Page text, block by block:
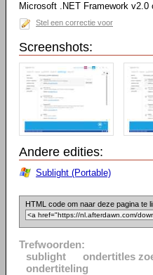
Microsoft .NET Framework v2.0
Stel een correctie voor
Screenshots:
Andere edities:
Sublight (Portable)
HTML code om naar deze pagina te
Trefwoorden:
sublight
ondertitles
ondertiteling